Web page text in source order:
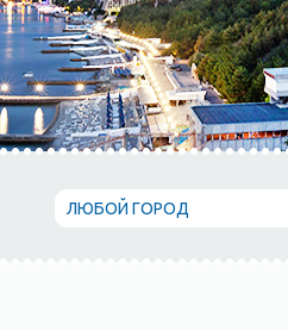
ЛЮБОЙ ГОРОД